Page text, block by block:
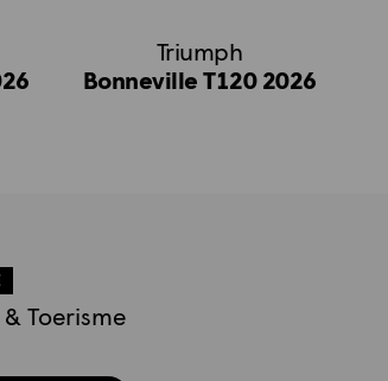
Triumph
Bonneville T120 2026
Toerisme